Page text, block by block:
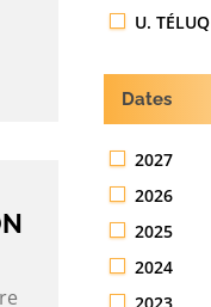
U. TÉLUQ
Dates
2027
2026
2025
2024